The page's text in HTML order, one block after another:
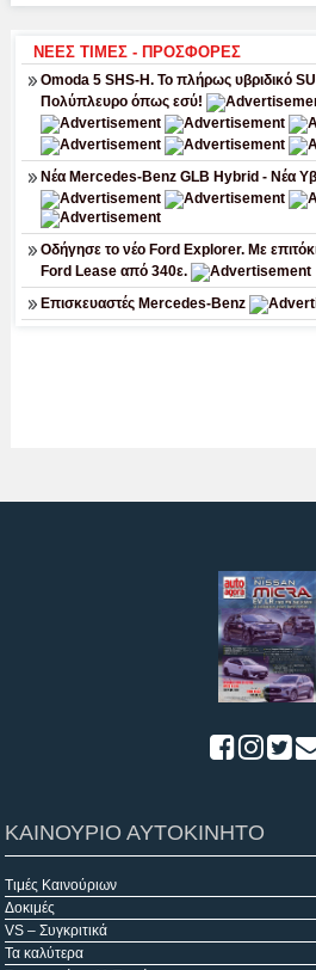
ΚΑΙΝΟΥΡΙΟ ΑΥΤΟΚΙΝΗΤΟ
Τιμές Καινούριων
Δοκιμές
VS – Συγκριτικά
Τα καλύτερα